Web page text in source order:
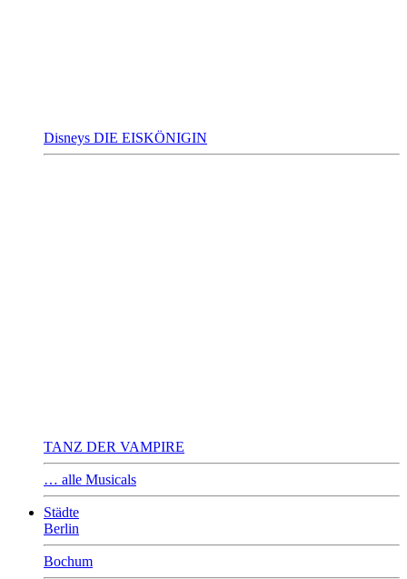
Disneys DIE EISKÖNIGIN
TANZ DER VAMPIRE
… alle Musicals
Städte
Berlin
Bochum